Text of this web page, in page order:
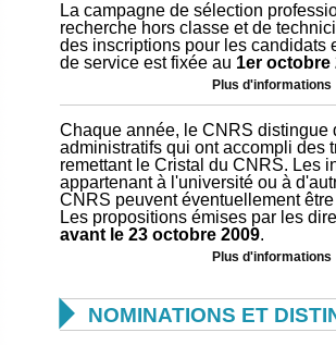
La campagne de sélection
recherche hors classe et de
des inscriptions pour les candidats
de service est fixée au 1er octobre
Plus d'informations
Chaque année, le CNRS
administratifs qui ont accompli des
remettant le Cristal du CNRS. Les
appartenant à l'université ou à
CNRS peuvent éventuellement
Les propositions émises par les
avant le 23 octobre 2009.
Plus d'informations
 NOMINATIONS ET